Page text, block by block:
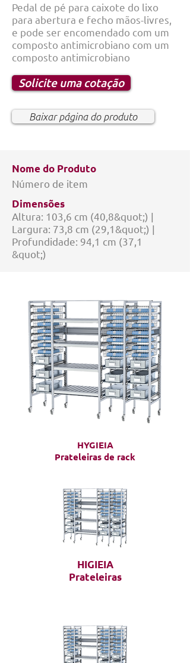
Pedal de pé para caixote do lixo
para abertura e fecho mãos-livres,
e pode ser encomendado com um
composto antimicrobiano com um
composto antimicrobiano
Solicite uma cotação
Baixar página do produto
Nome do Produto
Número de item
Dimensões
Altura: 103,6 cm (40,8&quot;) |
Largura: 73,8 cm (29,1&quot;) |
Profundidade: 94,1 cm (37,1
&quot;)
HYGIEIA
Prateleiras de rack
HIGIEIA
Prateleiras